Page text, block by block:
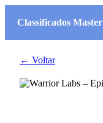
Classificados Master
← Voltar